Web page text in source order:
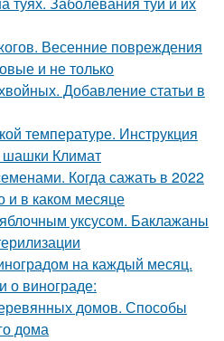
Весенние повреждения
и не только
Добавление статьи в
температуре. Инструкция
Климат
Когда сажать в 2022
и в каком месяце
уксусом. Баклажаны
на каждый месяц.
о винограде:
домов. Способы
дома